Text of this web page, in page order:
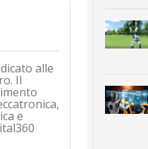
alle
Il
e